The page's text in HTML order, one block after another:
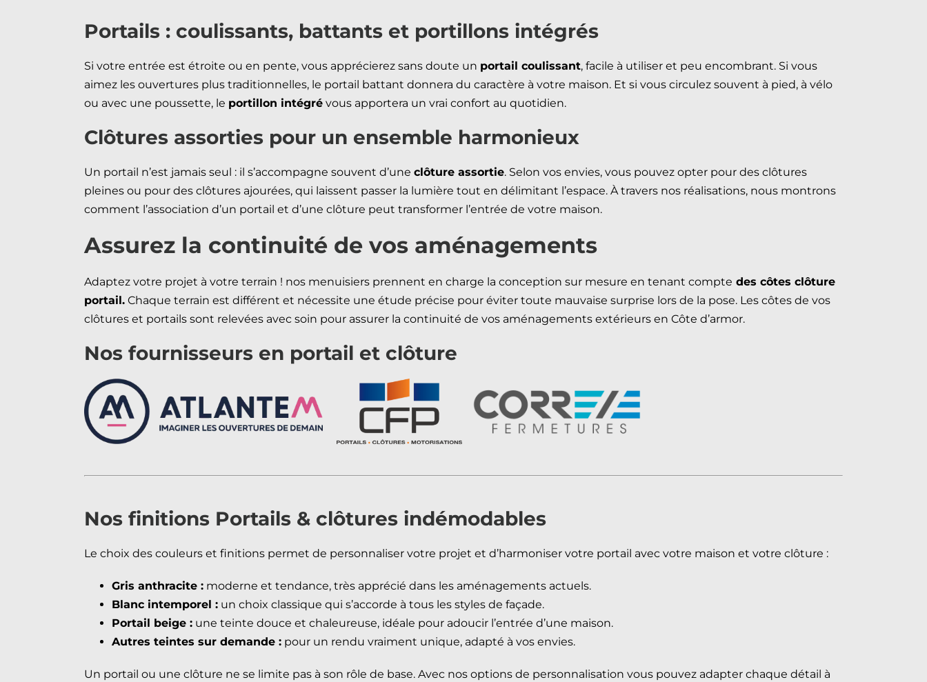
Portails : coulissants, battants et portillons intégrés
Si votre entrée est étroite ou en pente, vous apprécierez sans doute un portail coulissant, facile à utiliser et peu encombrant. Si vous
aimez les ouvertures plus traditionnelles, le portail battant donnera du caractère à votre maison. Et si vous circulez souvent à pied, à vélo
ou avec une poussette, le portillon intégré vous apportera un vrai confort au quotidien.
Clôtures assorties pour un ensemble harmonieux
Un portail n’est jamais seul : il s’accompagne souvent d’une clôture assortie. Selon vos envies, vous pouvez opter pour des clôtures
pleines ou pour des clôtures ajourées, qui laissent passer la lumière tout en délimitant l’espace. À travers nos réalisations, nous montrons
comment l’association d’un portail et d’une clôture peut transformer l’entrée de votre maison.
Assurez la continuité de vos aménagements
Adaptez votre projet à votre terrain ! nos menuisiers prennent en charge la conception sur mesure en tenant compte des côtes clôture
portail. Chaque terrain est différent et nécessite une étude précise pour éviter toute mauvaise surprise lors de la pose. Les côtes de vos
clôtures et portails sont relevées avec soin pour assurer la continuité de vos aménagements extérieurs en Côte d’armor.
Nos fournisseurs en portail et clôture
Nos finitions Portails & clôtures indémodables
Le choix des couleurs et finitions permet de personnaliser votre projet et d’harmoniser votre portail avec votre maison et votre clôture :
Gris anthracite : moderne et tendance, très apprécié dans les aménagements actuels.
Blanc intemporel : un choix classique qui s’accorde à tous les styles de façade.
Portail beige : une teinte douce et chaleureuse, idéale pour adoucir l’entrée d’une maison.
Autres teintes sur demande : pour un rendu vraiment unique, adapté à vos envies.
Un portail ou une clôture ne se limite pas à son rôle de base. Avec nos options de personnalisation vous pouvez adapter chaque détail à